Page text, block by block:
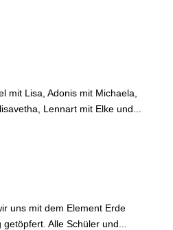
mit Lisa, Adonis mit Michaela,
Lennart mit Elke und...
uns mit dem Element Erde
Alle Schüler und...